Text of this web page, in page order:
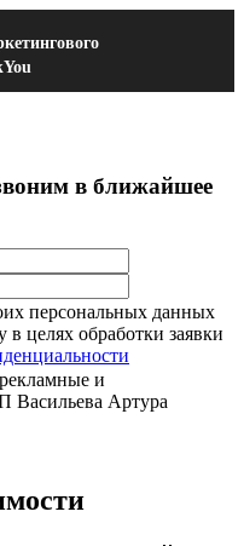
в ближайшее
персональных данных
целях обработки заявки
и
Васильева Артура